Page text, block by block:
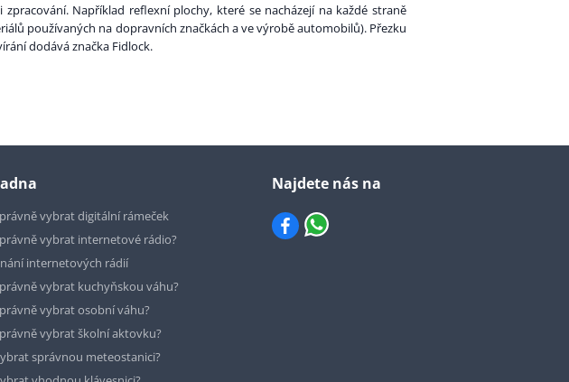
Například reflexní plochy, které se nacházejí na každé straně
používaných na dopravních značkách a ve výrobě automobilů). Přezku
dodává značka Fidlock.
vybrat digitální rámeček
vybrat internetové rádio?
internetových rádií
vybrat kuchyňskou váhu?
vybrat osobní váhu?
vybrat školní aktovku?
správnou meteostanici?
Najdete nás na